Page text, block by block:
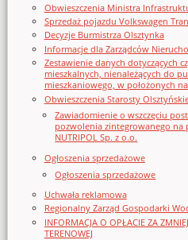
Obwieszczenia Ministra
Sprzedaż pojazdu Volkswagen
Decyzje Burmistrza Olsztynka
Informacje dla Zarządców
Zestawienie danych dotyczących
mieszkalnych, nienależących do
mieszkaniowego, w położonych
Obwieszczenia Starosty
Zawiadomienie o wszczęciu
pozwolenia zintegrowanego na
NUTRIPOL Sp. z o.o.
Ogłoszenia sprzedażowe
Ogłoszenia sprzedażowe
Uchwała reklamowa
Regionalny Zarząd Gospodarki
INFORMACJA O OPŁACIE ZA
TERENOWEJ